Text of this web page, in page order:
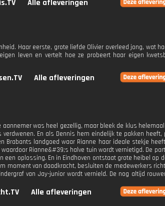
Alle afleveringen
Haar eerste, grote liefde Olivier overleed jong, wat
leven en vertelt hoe ze probeert haar eigen
Alle afleveringen
was heel gezellig, maar bleek de klus
En als Dennis hem eindelijk te pakken heeft,
Brabants landgoed waar Rianne haar ideale stekje
Rianne&#39;s halve tuin wordt vernietigd. De
oplossing. En in Eindhoven ontstaat grote heibel op
moment van daadkracht, besluiten de medewerkers
van Jay-junior wordt vernield. De nog altijd
Alle afleveringen